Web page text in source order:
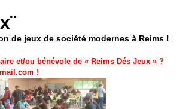
de jeux de société modernes à Reims !
et/ou bénévole de « Reims Dés Jeux » ?
!